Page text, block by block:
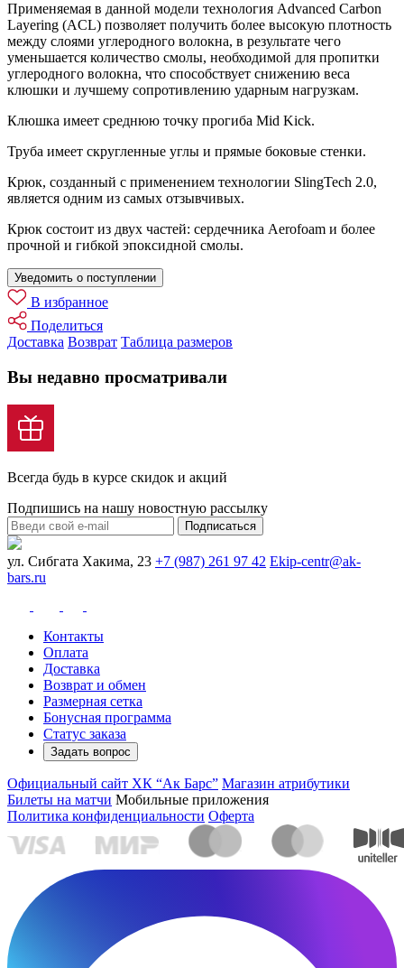
Применяемая в данной модели технология Advanced Carbon
Layering (ACL) позволяет получить более высокую плотность
между слоями углеродного волокна, в результате чего
уменьшается количество смолы, необходимой для пропитки
углеродного волокна, что способствует снижению веса
клюшки и лучшему сопротивлению ударным нагрузкам.
Клюшка имеет среднюю точку прогиба Mid Kick.
Труба имеет скругленные углы и прямые боковые стенки.
Крюк, созданный с применением технологии SlingTech 2.0,
является одним из самых отзывчивых.
Крюк состоит из двух частей: сердечника Aerofoam и более
прочной и гибкой эпоксидной смолы.
Уведомить о поступлении
В избранное
Поделиться
Доставка Возврат Таблица размеров
Вы недавно просматривали
Всегда будь в курсе скидок и акций
Подпишись на нашу новостную рассылку
Подписаться
ул. Сибгата Хакима, 23 +7 (987) 261 97 42 Ekip-centr@ak-
bars.ru
Контакты
Оплата
Доставка
Возврат и обмен
Размерная сетка
Бонусная программа
Статус заказа
Задать вопрос
Официальный сайт ХК “Ак Барс” Магазин атрибутики
Билеты на матчи Мобильные приложения
Политика конфиденциальности Оферта